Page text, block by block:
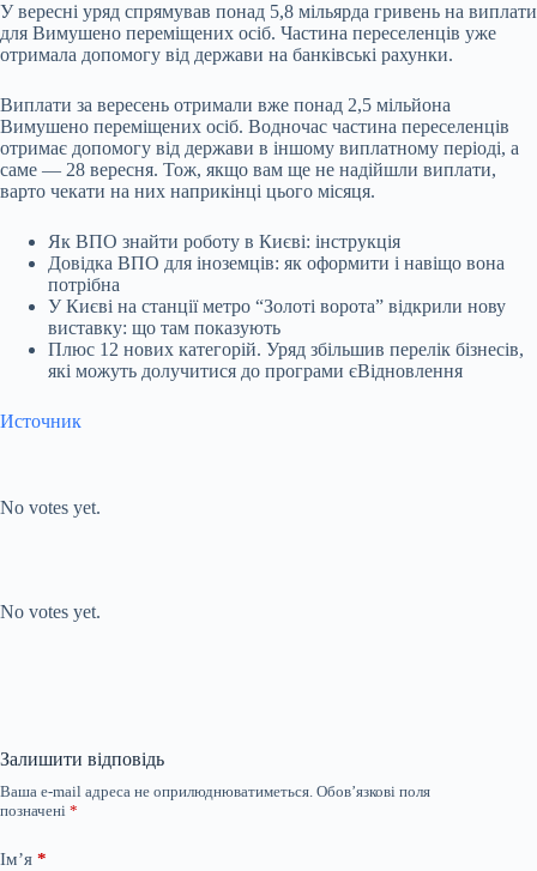
У вересні уряд спрямував понад 5,8 мільярда гривень на виплати
для Вимушено переміщених осіб. Частина переселенців уже
отримала допомогу від держави на банківські рахунки.
Виплати за вересень отримали вже понад 2,5 мільйона
Вимушено переміщених осіб. Водночас частина переселенців
отримає допомогу від держави в іншому виплатному періоді, а
саме — 28 вересня. Тож, якщо вам ще не надійшли виплати,
варто чекати на них наприкінці цього місяця.
Як ВПО знайти роботу в Києві: інструкція
Довідка ВПО для іноземців: як оформити і навіщо вона
потрібна
У Києві на станції метро “Золоті ворота” відкрили нову
виставку: що там показують
Плюс 12 нових категорій. Уряд збільшив перелік бізнесів,
які можуть долучитися до програми єВідновлення
Источник
No votes yet.
No votes yet.
Залишити відповідь
Ваша e-mail адреса не оприлюднюватиметься. Обов’язкові поля
позначені *
Ім’я *